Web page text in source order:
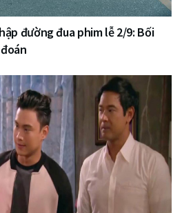
đường đua phim lễ 2/9: Bối